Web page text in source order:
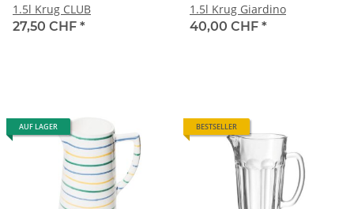
1.5l Krug CLUB
27,50 CHF *
1.5l Krug Giardino
40,00 CHF *
AUF LAGER BESTSELLER